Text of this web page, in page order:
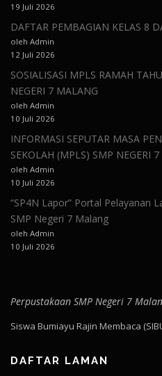
19 Juli 2026
DAFTAR PEMBAGIAN KELAS 8
oleh Admin
12 Juli 2026
SOSIALISASI MPLS RAMAH
NEGERI 7 MALANG
oleh Admin
10 Juli 2026
INFORMASI SEPUTAR MASA
SEKOLAH (MPLS) SMP NEGERI
oleh Admin
10 Juli 2026
“SP4N Lapor” Portal Pelayanan
SMP Negeri 7 Malang
oleh Admin
10 Juli 2026
Perpustakaan SMP Negeri 7
Siswa Bumiayu Rajin Membaca
DAFTAR LAMAN